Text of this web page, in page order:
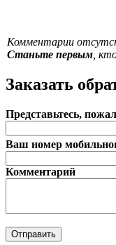
Комментарии
Станьте первым,
Заказать
Представьтесь,
Ваш номер
Комментарий